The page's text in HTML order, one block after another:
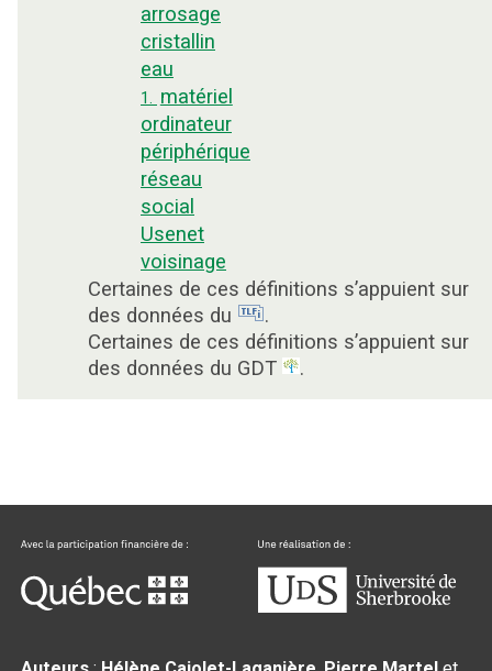
arrosage
cristallin
eau
1. matériel
ordinateur
périphérique
réseau
social
Usenet
voisinage
Certaines de ces définitions s’appuient sur
des données du
.
Certaines de ces définitions s’appuient sur
des données du GDT
.